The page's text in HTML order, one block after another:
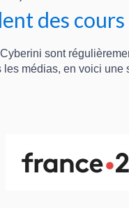
des
sont
les médias, en voici une